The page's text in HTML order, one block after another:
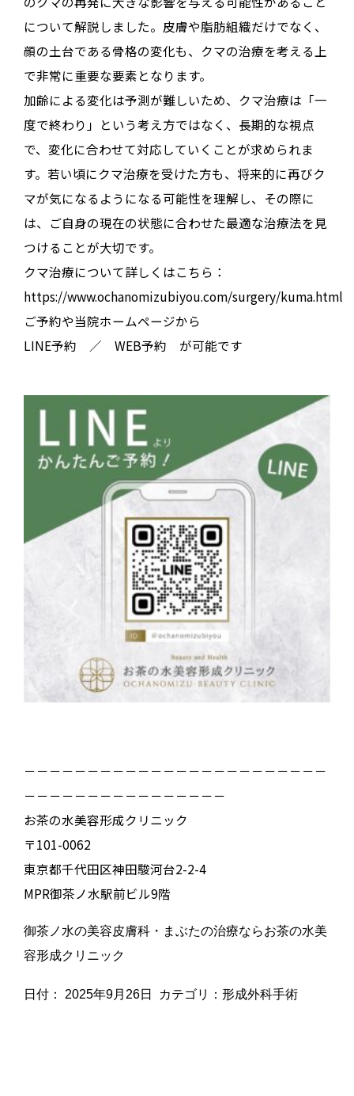
について解説しました。皮膚や脂肪組織だけでなく、
顔の土台である骨格の変化も、クマの治療を考える上
で非常に重要な要素となります。
加齢による変化は予測が難しいため、 クマ治療は「一
度で終わり」という考え方ではなく、長期的な視点
で、変化に合わせて対応していく ことが求められま
す。若い頃にクマ治療を受けた方も、将来的に再びク
マが気になるようになる可能性を理解し、その際に
は、 ご自身の現在の状態に合わせた最適な治療法を見
つけることが大切です。
クマ治療について詳しくはこちら：
https://www.ochanomizubiyou.com/surgery/kuma.html
ご予約や当院ホームページから
LINE予約 ／ WEB予約 が可能です
－－－－－－－－－－－－－－－－－－－－－－－－
－－－－－－－－－－－－－－－－
お茶の水美容形成クリニック
〒101-0062
東京都千代田区神田駿河台2-2-4
MPR御茶ノ水駅前ビル9階
御茶ノ水の美容皮膚科・まぶたの治療ならお茶の水美
容形成クリニック
日付： 2025年9月26日 カテゴリ： 形成外科手術